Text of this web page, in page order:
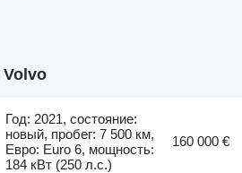
Год: 2021, состояние:
новый, пробег: 7 500 км,
Евро: Euro 6, мощность:
184 кВт (250 л.с.)
160 000 €